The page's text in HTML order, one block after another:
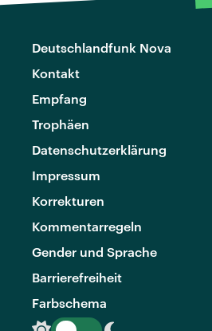
Deutschlandfunk Nova
Kontakt
Empfang
Trophäen
Datenschutzerklärung
Impressum
Korrekturen
Kommentarregeln
Gender und Sprache
Barrierefreiheit
Farbschema